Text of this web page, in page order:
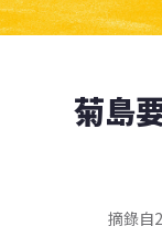
菊島
摘錄自